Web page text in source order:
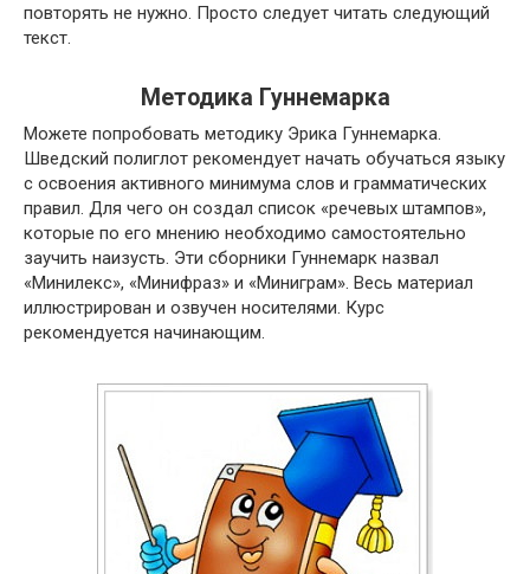
повторять не нужно. Просто следует читать следующий
текст.
Методика Гуннемарка
Можете попробовать методику Эрика Гуннемарка.
Шведский полиглот рекомендует начать обучаться языку
с освоения активного минимума слов и грамматических
правил. Для чего он создал список «речевых штампов»,
которые по его мнению необходимо самостоятельно
заучить наизусть. Эти сборники Гуннемарк назвал
«Минилекс», «Минифраз» и «Миниграм». Весь материал
иллюстрирован и озвучен носителями. Курс
рекомендуется начинающим.